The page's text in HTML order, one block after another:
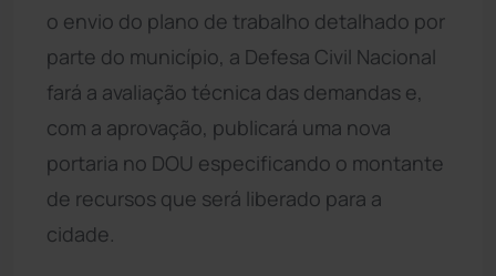
o envio do plano de trabalho detalhado por
parte do município, a Defesa Civil Nacional
fará a avaliação técnica das demandas e,
com a aprovação, publicará uma nova
portaria no DOU especificando o montante
de recursos que será liberado para a
cidade.